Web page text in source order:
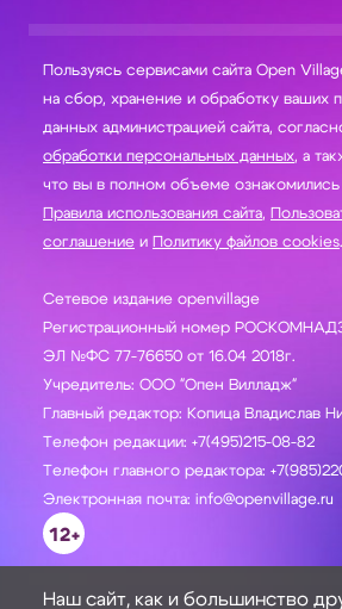
Пользуясь сервисами сайта Open
на сбор, хранение и обработку ваших персональных
данных администрацией сайта,
обработки персональных данных, а
что вы в полном объеме ознакомились
Правила использования сайта,
соглашение и Политику файлов cookies.
Сетевое издание openvillage
Регистрационный номер
ЭЛ №ФС 77-76650 от 16.04 2018г.
Учредитель: ООО "Опен Вилладж"
Главный редактор: Копица Владислав
Телефон редакции: +7(495)215-08-82
Телефон главного редактора:
Электронная почта: info@openvillage.ru
12+
Наш сайт, как и большинство